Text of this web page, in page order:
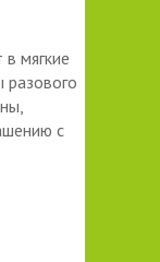
мягкие
разового
с